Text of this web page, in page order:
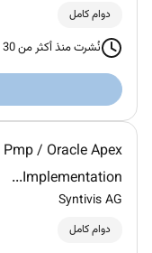
دوام كامل
نُشرت منذ أكثر من 30 يومًا
/ Oracle Apex
Implementation...
Syntivis AG
دوام كامل